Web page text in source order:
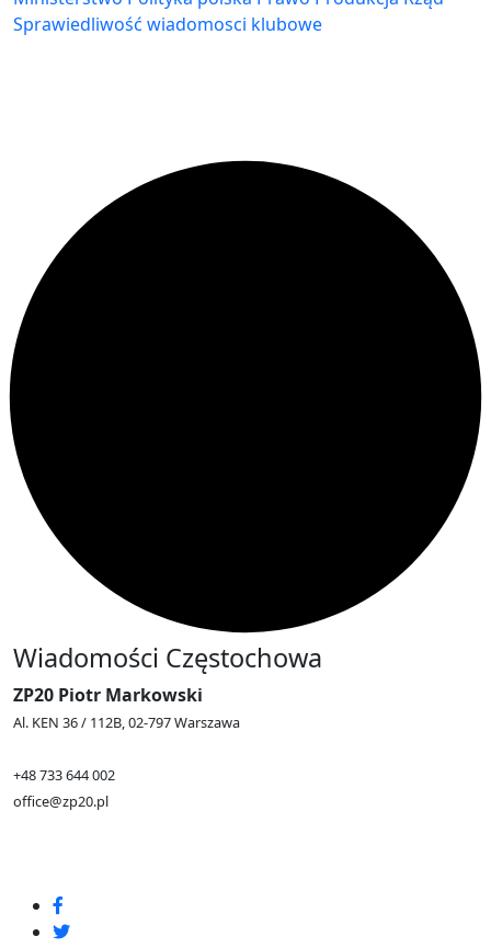
Sprawiedliwość wiadomosci klubowe
Wiadomości Częstochowa
ZP20 Piotr Markowski
Al. KEN 36 / 112B, 02-797 Warszawa
+48 733 644 002
office@zp20.pl